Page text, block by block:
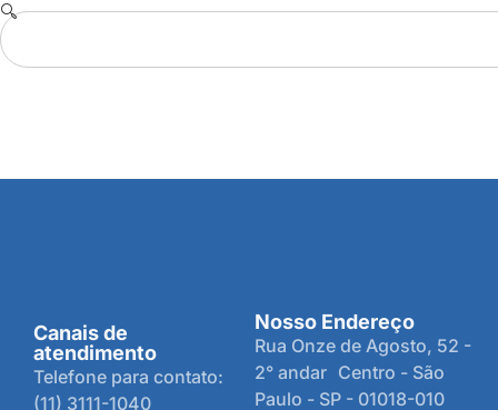
Canais de
atendimento
Telefone para contato:
(11) 3111-1040
Nosso Endereço
Rua Onze de Agosto, 52 -
2° andar Centro - São
Paulo - SP - 01018-010